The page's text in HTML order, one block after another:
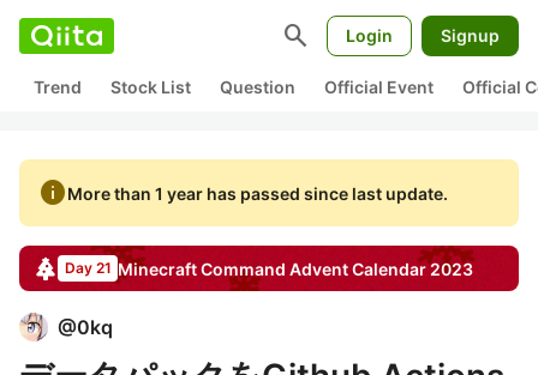
search Login Signup
Trend Stock List Question Official Event Official
infoMore than 1 year has passed since last update.
Day 21 Minecraft Command Advent Calendar2023
@0kq